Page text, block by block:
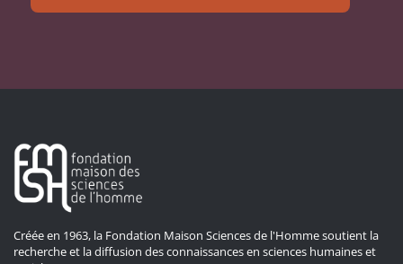
Créée en 1963, la Fondation Maison Sciences de l'Homme soutient la
recherche et la diffusion des connaissances en sciences humaines et